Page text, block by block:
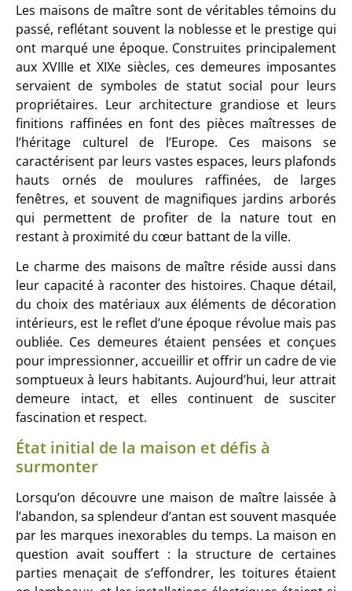
Les maisons de maître sont de véritables témoins du
passé, reflétant souvent la noblesse et le prestige qui
ont marqué une époque. Construites principalement
aux XVIIIe et XIXe siècles, ces demeures imposantes
servaient de symboles de statut social pour leurs
propriétaires. Leur architecture grandiose et leurs
finitions raffinées en font des pièces maîtresses de
l’héritage culturel de l’Europe. Ces maisons se
caractérisent par leurs vastes espaces, leurs plafonds
hauts ornés de moulures raffinées, de larges
fenêtres, et souvent de magnifiques jardins arborés
qui permettent de profiter de la nature tout en
restant à proximité du cœur battant de la ville.
Le charme des maisons de maître réside aussi dans
leur capacité à raconter des histoires. Chaque détail,
du choix des matériaux aux éléments de décoration
intérieurs, est le reflet d’une époque révolue mais pas
oubliée. Ces demeures étaient pensées et conçues
pour impressionner, accueillir et offrir un cadre de vie
somptueux à leurs habitants. Aujourd’hui, leur attrait
demeure intact, et elles continuent de susciter
fascination et respect.
État initial de la maison et défis à
surmonter
Lorsqu’on découvre une maison de maître laissée à
l’abandon, sa splendeur d’antan est souvent masquée
par les marques inexorables du temps. La maison en
question avait souffert : la structure de certaines
parties menaçait de s’effondrer, les toitures étaient